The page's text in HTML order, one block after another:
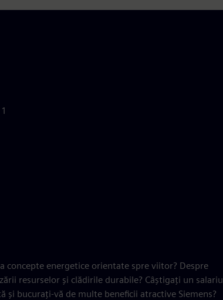
energetice orientate spre viitor? Despre
resurselor și clădirile durabile? Câștigați un salariu
bucurați-vă de multe beneficii atractive Siemens?